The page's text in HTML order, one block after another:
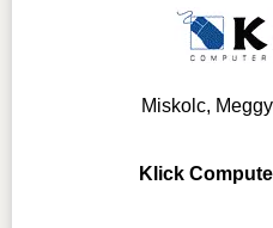
Miskolc,
Klick